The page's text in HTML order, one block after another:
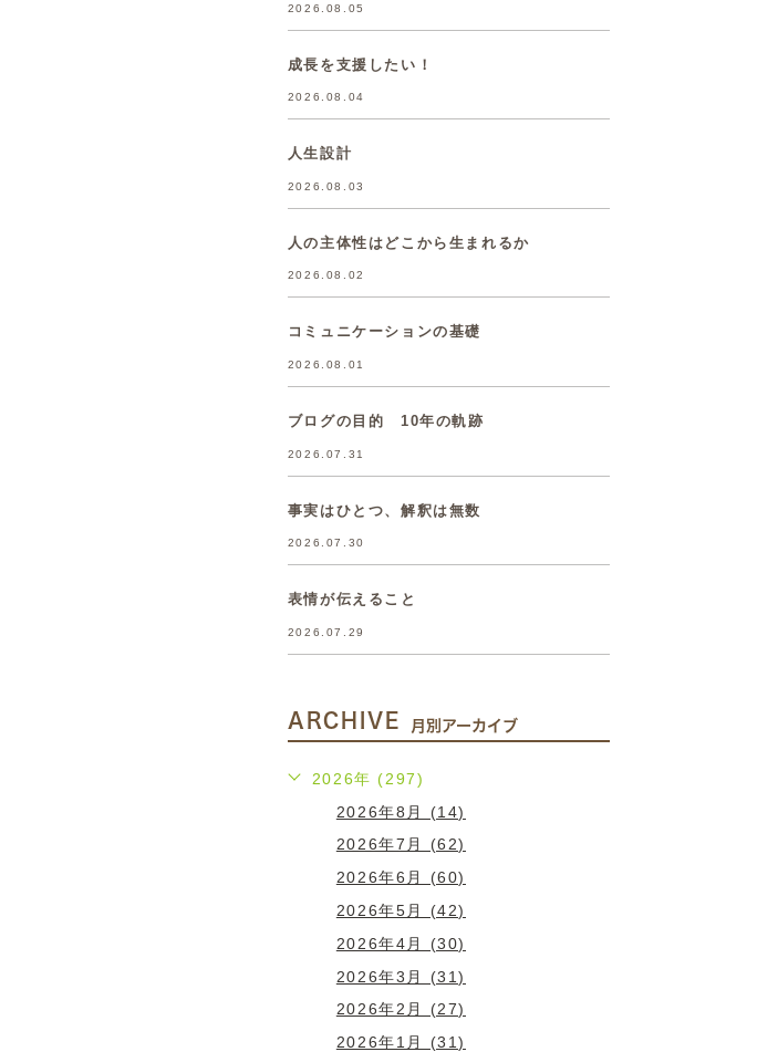
2026.08.05
成長を支援したい！
2026.08.04
人生設計
2026.08.03
人の主体性はどこから生まれるか
2026.08.02
コミュニケーションの基礎
2026.08.01
ブログの目的 10年の軌跡
2026.07.31
事実はひとつ、解釈は無数
2026.07.30
表情が伝えること
2026.07.29
ARCHIVE 月別アーカイブ
2026年 (297)
2026年8月 (14)
2026年7月 (62)
2026年6月 (60)
2026年5月 (42)
2026年4月 (30)
2026年3月 (31)
2026年2月 (27)
2026年1月 (31)